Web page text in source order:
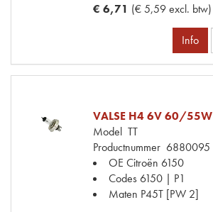
€ 6,71 (€ 5,59 excl. btw)
Info
VALSE H4 6V 60/55W
Model TT
Productnummer 6880095
OE Citroën 6150
Codes 6150 | P1
Maten P45T [PW 2]